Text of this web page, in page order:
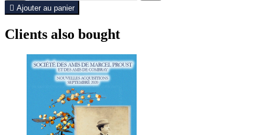
 Ajouter au panier
Clients also bought